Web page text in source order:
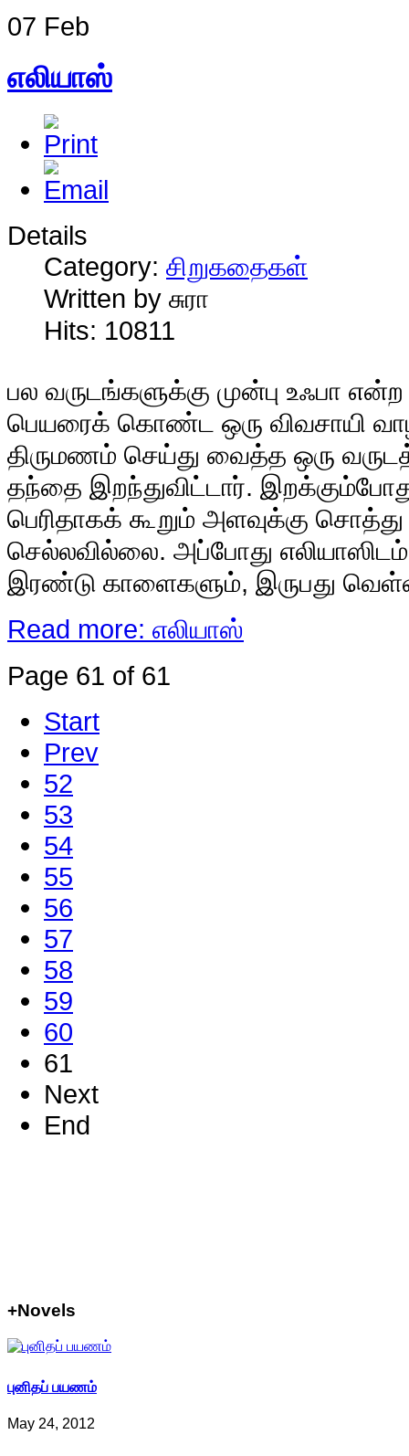
07 Feb
எலியாஸ்
Details
Category: சிறுகதைகள்
Written by சுரா
Hits: 10811
பல வருடங்களுக்கு முன்பு உஃபா
பெயரைக் கொண்ட ஒரு விவசாயி
திருமணம் செய்து வைத்த ஒரு
தந்தை இறந்துவிட்டார்.
பெரிதாகக் கூறும் அளவுக்கு
செல்லவில்லை. அப்போது
இரண்டு காளைகளும், இருபது
Read more: எலியாஸ்
Page 61 of 61
Start
Prev
52
53
54
55
56
57
58
59
60
61
Next
End
+Novels
புனிதப் பயணம்
May 24, 2012